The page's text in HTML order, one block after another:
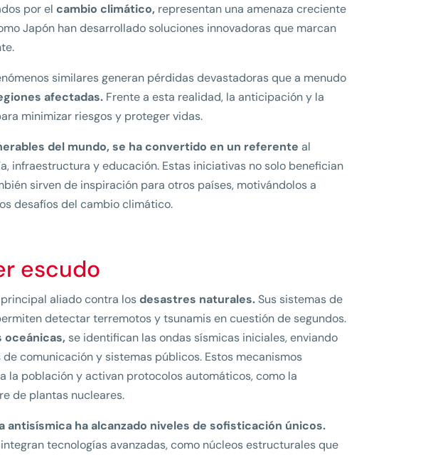
por elcambio climático, representan una amenaza creciente
Japón han desarrollado soluciones innovadoras que marcan
similares generan pérdidas devastadoras que a menudo
afectadas. Frente a esta realidad, la anticipación y la
minimizar riesgos y proteger vidas.
del mundo, se ha convertido en un referente al
infraestructura y educación. Estas iniciativas no solo benefician
sirven de inspiración para otros países, motivándolos a
desafíos del cambio climático.
escudo
principal aliado contra losdesastres naturales.Sus sistemas de
detectar terremotos y tsunamis en cuestión de segundos.
oceánicas, se identifican las ondas sísmicas iniciales, enviando
comunicación y sistemas públicos. Estos mecanismos
la población y activan protocolos automáticos, como la
de plantas nucleares.
ha alcanzado niveles de sofisticación únicos.
tecnologías avanzadas, como núcleos estructurales que